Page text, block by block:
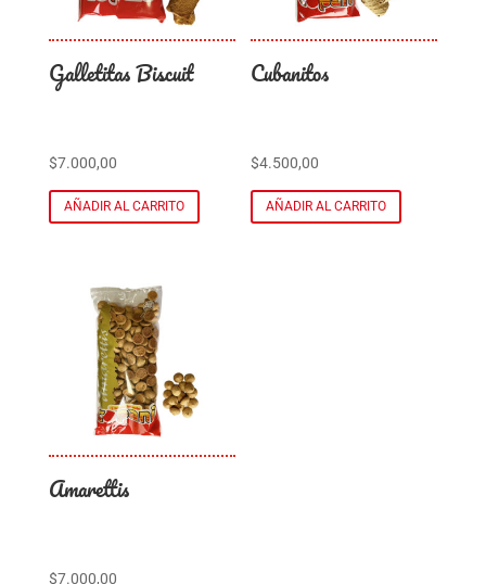
Galletitas Biscuit
$7.000,00
AÑADIR AL CARRITO
Cubanitos
$4.500,00
AÑADIR AL CARRITO
Amarettis
$7.000,00